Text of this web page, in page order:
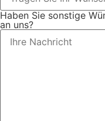
Haben Sie sonstige
an uns?